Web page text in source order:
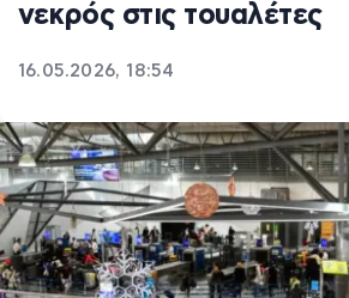
νεκρός στις τουαλέτες
16.05.2026, 18:54